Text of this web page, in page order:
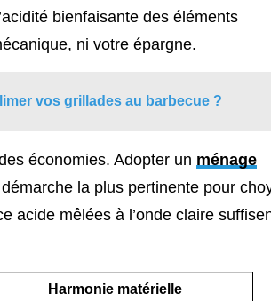
bienfaisante des éléments
ni votre épargne.
vos grillades au barbecue ?
économies. Adopter un ménage
la plus pertinente pour
acide mêlées à l’onde claire
Harmonie matérielle